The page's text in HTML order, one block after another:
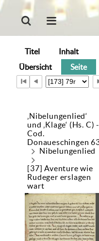
Titel
Inhalt
Übersicht
Seite
‚Nibelungenlied‘
und ‚Klage‘ (Hs. C) -
Cod.
Donaueschingen
Nibelungenlied
[37] Aventure wie
Rudeger erslagen
wart